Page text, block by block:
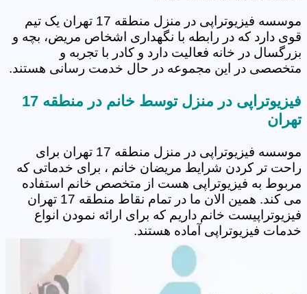
موسسه فیزیوتراپی در منزل منطقه 17 تهران یک تیم
قوی دارد که در رابطه با نگهداری اشخاص مریض، بچه و
بزرگسال در خانه فعالیت دارد و کادر با تجربه و
متخصصی در این مجموعه در حال خدمت رسانی هستند.
فیزیوتراپی در منزل توسط خانم در منطقه 17
تهران
موسسه فیزیوتراپی در منزل منطقه 17 تهران برای
راحت تر کردن شرایط مریضان خانم ، برای خدماتی که
مربوط به فیزیوتراپی هست از متخصص خانم استفاده
می کند. همین الان ما در تمام نقاط منطقه 17 تهران
فیزیوتراپیست خانم داریم که برای ارائه نمودن انواع
خدمات فیزیوتراپی آماده هستند.